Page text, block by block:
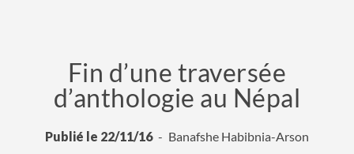
Fin d’une traversée
d’anthologie au Népal
Publié le 22/11/16 Banafshe Habibnia-Arson